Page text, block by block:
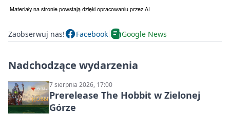
Zaobserwuj nas! Facebook Google News
Nadchodzące wydarzenia
7 sierpnia 2026, 17:00
Prerelease The Hobbit w Zielonej
Górze